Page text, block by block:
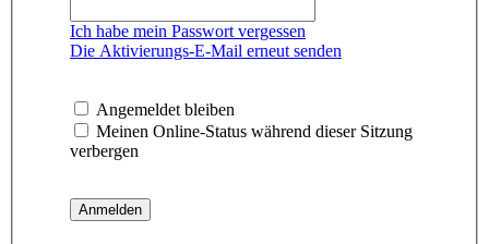
Ich habe mein Passwort vergessen
Die Aktivierungs-E-Mail erneut senden
Angemeldet bleiben
Meinen Online-Status während dieser Sitzung
verbergen